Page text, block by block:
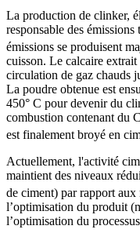
La production de clinker,
responsable des émissions
émissions se produisent
cuisson. Le calcaire
circulation de gaz chauds
La poudre obtenue est
450° C pour devenir du
combustion contenant du
est finalement broyé en
Actuellement, l'activité
maintient des niveaux
de ciment) par rapport aux
l’optimisation du produit
l’optimisation du